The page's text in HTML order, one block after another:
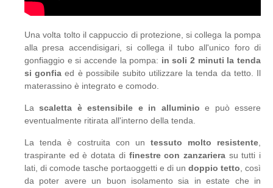
Una volta tolto il cappuccio di protezione, si collega la pompa
alla presa accendisigari, si collega il tubo all'unico foro di
gonfiaggio e si accende la pompa: in soli 2 minuti la tenda
si gonfia ed è possibile subito utilizzare la tenda da tetto. Il
materassino è integrato e comodo.
Lascaletta è estensibile e in alluminio e può essere
eventualmente ritirata all'interno della tenda.
La tenda è costruita con un tessuto molto resistente
traspirante ed è dotata di finestre con zanzarierasu tutti i
lati, di comode tasche portaoggetti e di un doppio tetto , così
da poter avere un buon isolamento sia in estate che in